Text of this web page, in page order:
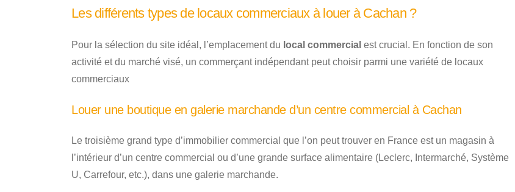
Les différents types de locaux commerciaux à louer à Cachan ?
Pour la sélection du site idéal, l’emplacement du local commercial est crucial. En fonction de son
activité et du marché visé, un commerçant indépendant peut choisir parmi une variété de locaux
commerciaux
Louer une boutique en galerie marchande d’un centre commercial à Cachan
Le troisième grand type d’immobilier commercial que l’on peut trouver en France est un magasin à
l’intérieur d’un centre commercial ou d’une grande surface alimentaire (Leclerc, Intermarché, Système
U, Carrefour, etc.), dans une galerie marchande.